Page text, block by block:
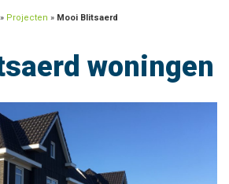
» Projecten » Mooi Blitsaerd
woningen